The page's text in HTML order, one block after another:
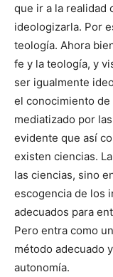
que ir a la realidad
ideologizarla. Por
teología. Ahora
fe y la teología, y
ser igualmente
el conocimiento
mediatizado por
evidente que así
existen ciencias.
las ciencias, sino
escogencia de los
adecuados para
Pero entra como
método adecuado
autonomía.